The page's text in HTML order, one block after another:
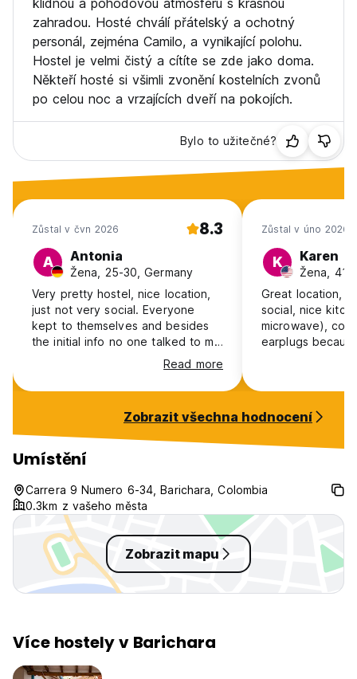
klidnou a pohodovou atmosféru s krásnou
zahradou. Hosté chválí přátelský a ochotný
personál, zejména Camilo, a vynikající polohu.
Hostel je velmi čistý a cítíte se zde jako doma.
Někteří hosté si všimli zvonění kostelních zvonů
po celou noc a vrzajících dveří na pokojích.
Bylo to užitečné?
Zůstal v čvn 2026 8.3
A Antonia
Žena, 25-30, Germany
Very pretty hostel, nice location,
just not very social. Everyone
kept to themselves and besides
the initial info no one talked to me
for the rest of the stay. Felt a bit
Read more
Zůstal v úno 2026
K Karen
Žena,
Great location,
social, nice
microwave),
earplugs
don't wake my
Zobrazit všechna hodnocení
Umístění
Carrera 9 Numero 6-34, Barichara, Colombia
0.3km z vašeho města
Zobrazit mapu
Více hostely v Barichara